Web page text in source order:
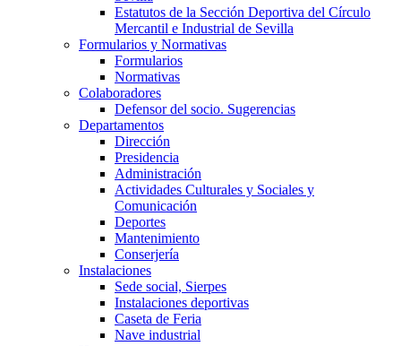
Estatutos de la Sección Deportiva del Círculo
Mercantil e Industrial de Sevilla
Formularios y Normativas
Formularios
Normativas
Colaboradores
Defensor del socio. Sugerencias
Departamentos
Dirección
Presidencia
Administración
Actividades Culturales y Sociales y
Comunicación
Deportes
Mantenimiento
Conserjería
Instalaciones
Sede social, Sierpes
Instalaciones deportivas
Caseta de Feria
Nave industrial